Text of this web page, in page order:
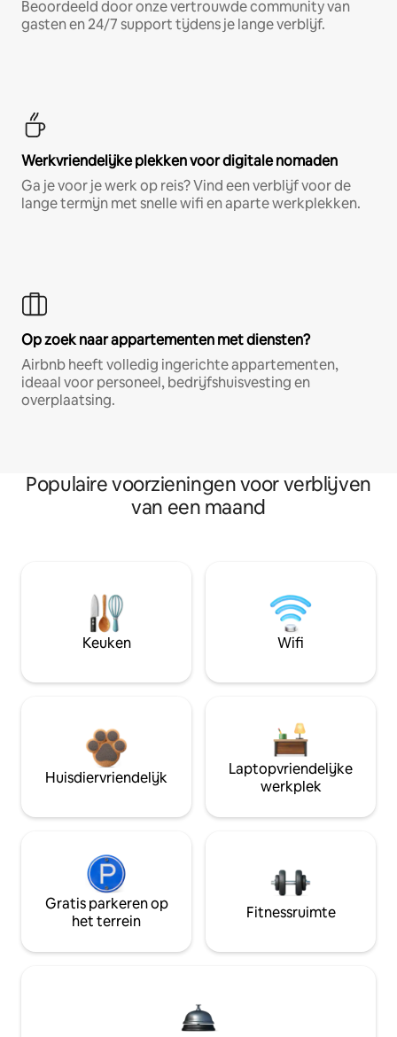
Beoordeeld door onze vertrouwde community van
gasten en 24/7 support tijdens je lange verblijf.
Werkvriendelijke plekken voor digitale nomaden
Ga je voor je werk op reis? Vind een verblijf voor de
lange termijn met snelle wifi en aparte werkplekken.
Op zoek naar appartementen met diensten?
Airbnb heeft volledig ingerichte appartementen,
ideaal voor personeel, bedrijfshuisvesting en
overplaatsing.
Populaire voorzieningen voor verblijven
van een maand
Keuken Wifi
Huisdiervriendelijk
Laptopvriendelijke
werkplek
Gratis parkeren op
het terrein
Fitnessruimte